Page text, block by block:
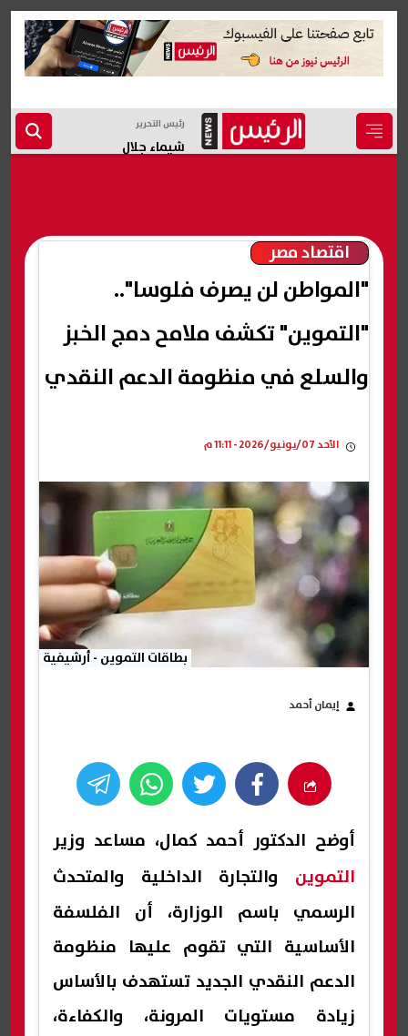
رئيس التحرير
شيماء جلال
اقتصاد مصر
"المواطن لن يصرف فلوسا"..
"التموين" تكشف ملامح دمج الخبز
والسلع في منظومة الدعم النقدي
الأحد 07/يونيو/2026 - 11:11 م
بطاقات التموين - أرشيفية
إيمان أحمد
أوضح الدكتور أحمد كمال، مساعد وزير
التموين والتجارة الداخلية والمتحدث
الرسمي باسم الوزارة، أن الفلسفة
الأساسية التي تقوم عليها منظومة
الدعم النقدي الجديد تستهدف بالأساس
زيادة مستويات المرونة، والكفاءة،